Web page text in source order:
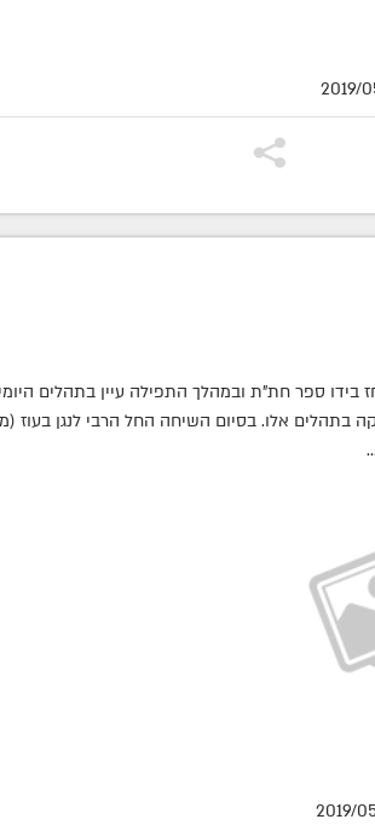
2019/
בידו ספר חת"ת ובמהלך התפילה עיין בתהלים
אלו. בסיום השיחה החל הרבי לנגן בעוז
2019/